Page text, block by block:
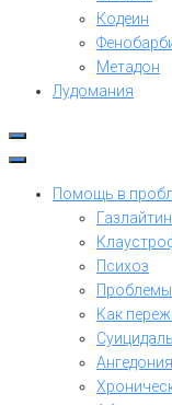
Кодеин
Метадон
Лудомания
Помощь в
Психоз
Проблемы
Как
Ангедония